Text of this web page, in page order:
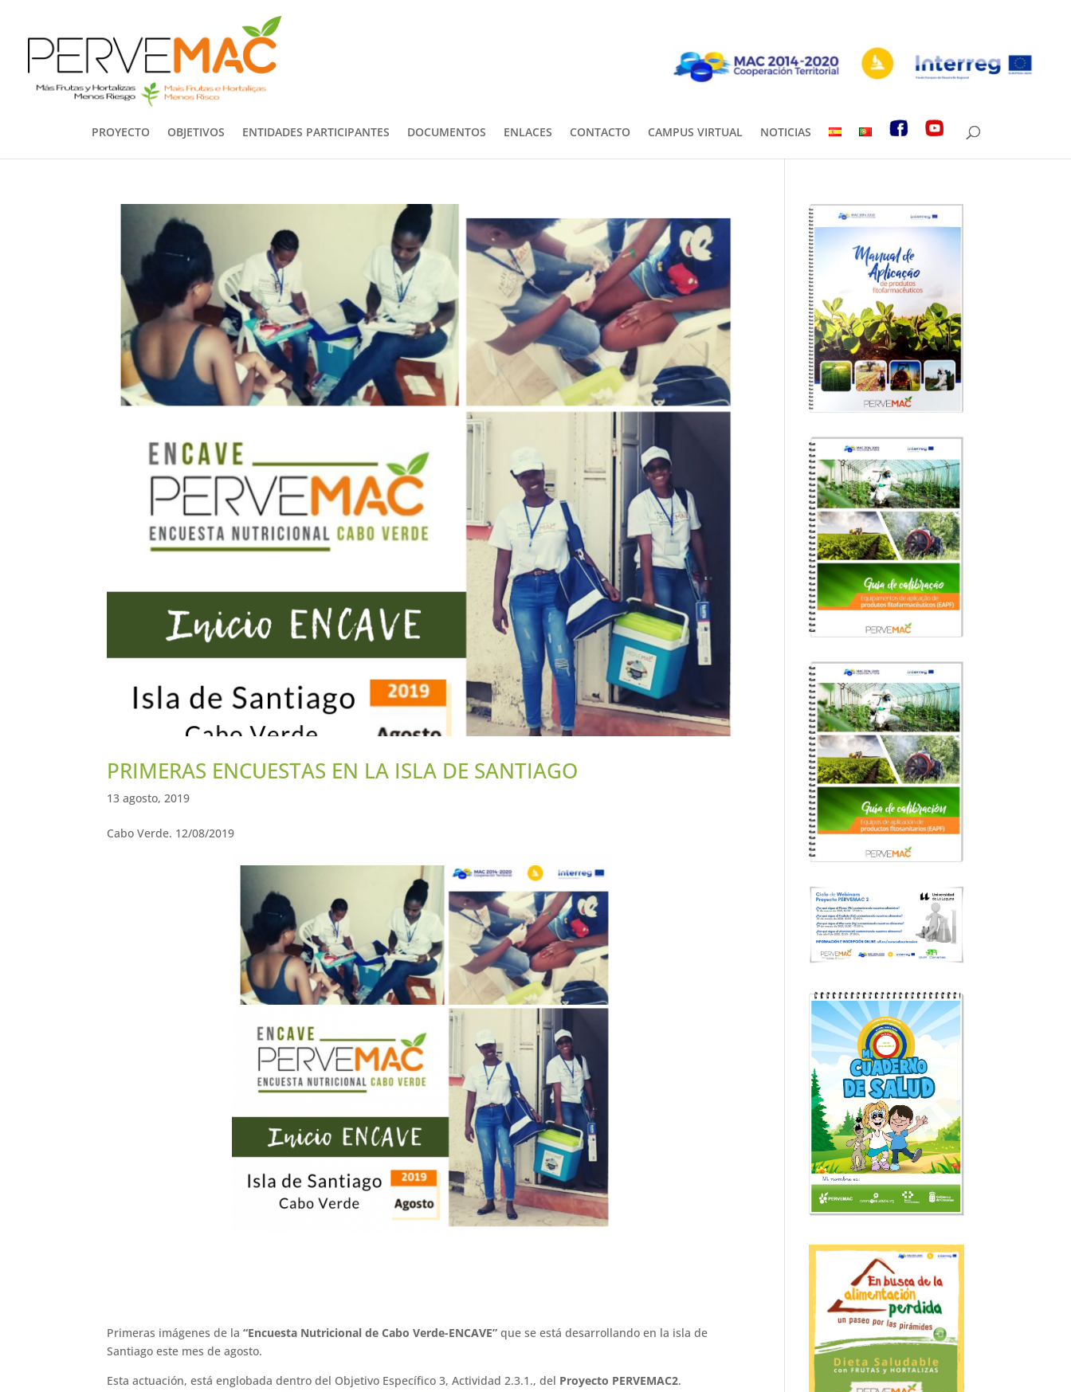
PROYECTO OBJETIVOS ENTIDADES PARTICIPANTES DOCUMENTOS ENLACES CONTACTO CAMPUS VIRTUAL NOTICIAS
PRIMERAS ENCUESTAS EN LA ISLA DE SANTIAGO
13 agosto, 2019
Cabo Verde. 12/08/2019
Primeras imágenes de la“Encuesta Nutricional de Cabo Verde-ENCAVE”que se está desarrollando en la isla de
Santiago este mes de agosto.
Esta actuación, está englobada dentro del Objetivo Específico 3, Actividad 2.3.1., del Proyecto PERVEMAC2.